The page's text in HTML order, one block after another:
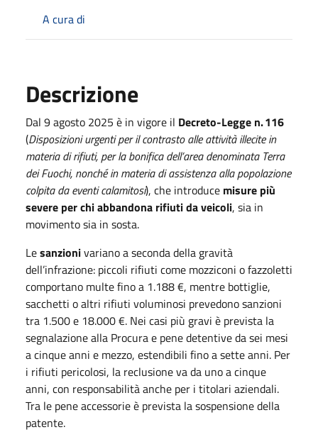
A cura di
Descrizione
Dal 9 agosto 2025 è in vigore il Decreto-Legge n. 116
(Disposizioni urgenti per il contrasto alle attività illecite in
materia di rifiuti, per la bonifica dell’area denominata Terra
dei Fuochi, nonché in materia di assistenza alla popolazione
colpita da eventi calamitosi), che introduce misure più
severe per chi abbandona rifiuti da veicoli, sia in
movimento sia in sosta.
Lesanzionivariano a seconda della gravità
dell’infrazione: piccoli rifiuti come mozziconi o fazzoletti
comportano multe fino a 1.188 €, mentre bottiglie,
sacchetti o altri rifiuti voluminosi prevedono sanzioni
tra 1.500 e 18.000 €. Nei casi più gravi è prevista la
segnalazione alla Procura e pene detentive da sei mesi
a cinque anni e mezzo, estendibili fino a sette anni. Per
i rifiuti pericolosi, la reclusione va da uno a cinque
anni, con responsabilità anche per i titolari aziendali.
Tra le pene accessorie è prevista la sospensione della
patente.